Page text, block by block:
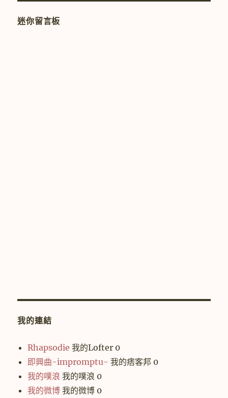
迷你留言板
我的連結
Rhapsodie 我的Lofter 0
即興曲-impromptu- 我的痞客邦 0
我的噗浪 我的噗浪 0
我的微博 我的微博 0